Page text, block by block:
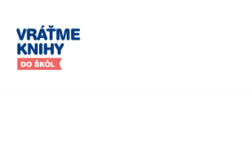
Preskočiť
na